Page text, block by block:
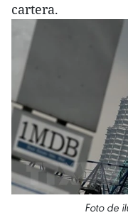
cartera.
Foto de